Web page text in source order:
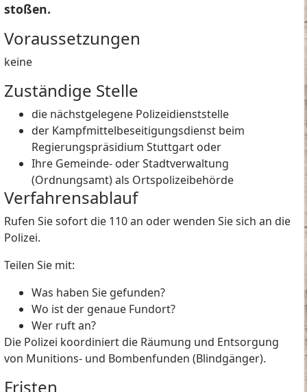
stoßen.
Voraussetzungen
keine
Zuständige Stelle
die nächstgelegene Polizeidienststelle
der Kampfmittelbeseitigungsdienst beim
Regierungspräsidium Stuttgart oder
Ihre Gemeinde- oder Stadtverwaltung
(Ordnungsamt) als Ortspolizeibehörde
Verfahrensablauf
Rufen Sie sofort die 110 an oder wenden Sie sich an die
Polizei.
Teilen Sie mit:
Was haben Sie gefunden?
Wo ist der genaue Fundort?
Wer ruft an?
Die Polizei koordiniert die Räumung und Entsorgung
von Munitions- und Bombenfunden (Blindgänger).
Fristen